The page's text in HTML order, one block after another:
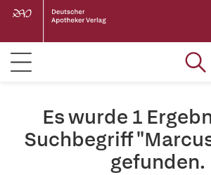
Es wurde 1
Suchbegriff
gefunden.